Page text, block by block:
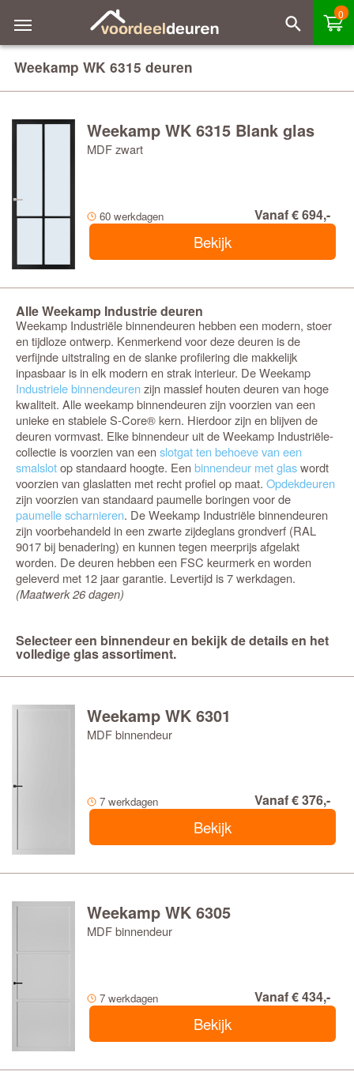
0
Weekamp WK 6315 deuren
Weekamp WK 6315 Blank glas
MDF zwart
60 werkdagen Vanaf € 694,-
Bekijk
Alle Weekamp Industrie deuren
Weekamp Industriële binnendeuren hebben een modern, stoer
en tijdloze ontwerp. Kenmerkend voor deze deuren is de
verfijnde uitstraling en de slanke profilering die makkelijk
inpasbaar is in elk modern en strak interieur. De Weekamp
Industriele binnendeuren zijn massief houten deuren van hoge
kwaliteit. Alle weekamp binnendeuren zijn voorzien van een
unieke en stabiele S-Core® kern. Hierdoor zijn en blijven de
deuren vormvast. Elke binnendeur uit de Weekamp Industriële-
collectie is voorzien van eenslotgat ten behoeve van een
smalslotop standaard hoogte. Eenbinnendeur met glaswordt
voorzien van glaslatten met recht profiel op maat. Opdekdeuren
zijn voorzien van standaard paumelle boringen voor de
paumelle scharnieren. De Weekamp Industriële binnendeuren
zijn voorbehandeld in een zwarte zijdeglans grondverf (RAL
9017 bij benadering) en kunnen tegen meerprijs afgelakt
worden. De deuren hebben een FSC keurmerk en worden
geleverd met 12 jaar garantie. Levertijd is 7 werkdagen.
(Maatwerk 26 dagen)
Selecteer een binnendeur en bekijk de details en het
volledige glas assortiment.
Weekamp WK 6301
MDF binnendeur
7 werkdagen Vanaf € 376,-
Bekijk
Weekamp WK 6305
MDF binnendeur
7 werkdagen Vanaf € 434,-
Bekijk